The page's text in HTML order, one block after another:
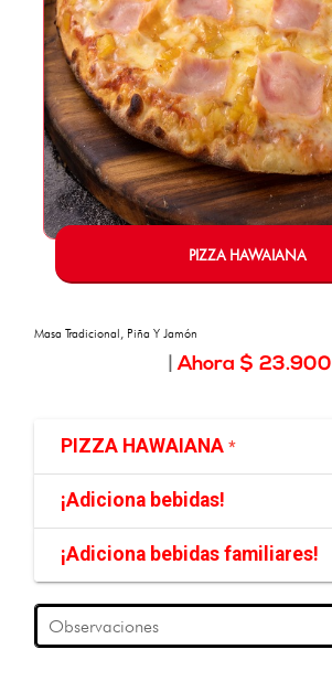
PIZZA HAWAIANA
Masa Tradicional, Piña Y Jamón
Ahora $ 23.900
PIZZA HAWAIANA *
¡Adiciona bebidas!
¡Adiciona bebidas familiares!
Observaciones